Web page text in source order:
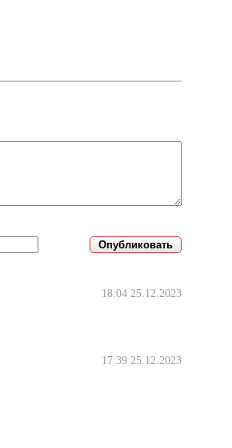
18:04 25.12.2023
17:39 25.12.2023